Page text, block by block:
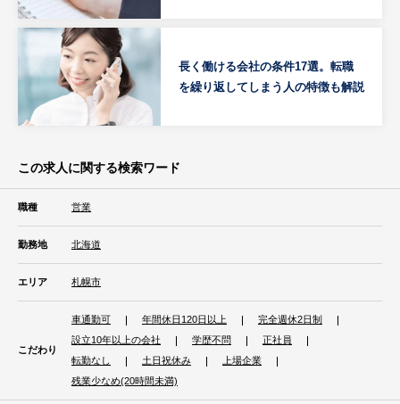
長く働ける会社の条件17選。転職
を繰り返してしまう人の特徴も解説
この求人に関する検索ワード
職種 営業
勤務地 北海道
エリア 札幌市
こだわり
車通勤可 年間休日120日以上
完全週休2日制
設立10年以上の会社
学歴不問
正社員
転勤なし
土日祝休み
上場企業
残業少なめ(20時間未満)